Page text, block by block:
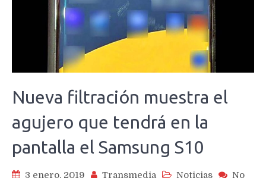
Nueva filtración muestra el
agujero que tendrá en la
pantalla el Samsung S10
3 enero, 2019 Transmedia Noticias
No